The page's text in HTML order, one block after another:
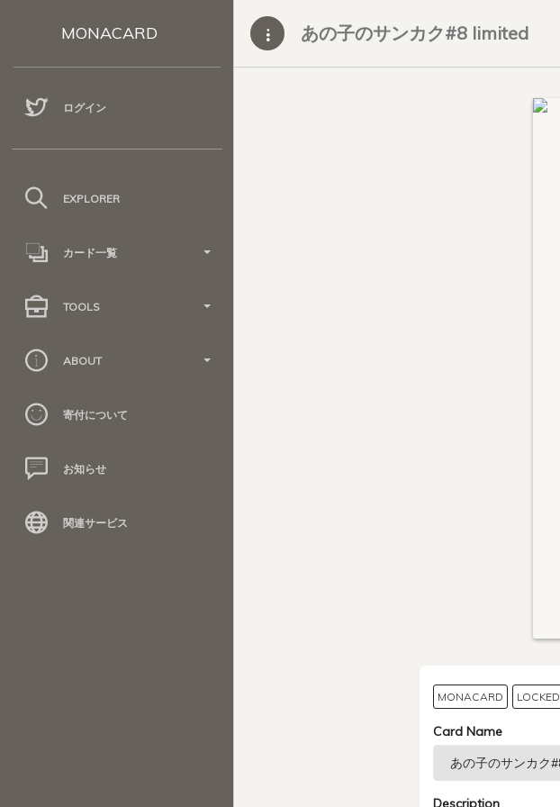
MONACARD
ログイン
EXPLORER
カード一覧
TOOLS
ABOUT
寄付について
お知らせ
関連サービス
あの子のサンカク#8 limited
MONACARD LOCKED
Card Name
Description